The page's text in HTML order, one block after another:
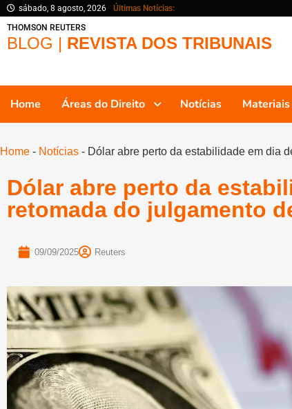
sábado, 8 agosto, 2026
Últimas Notícias:
THOMSON REUTERS
BLOG | REVISTA DOS TRIBUNAIS
Home Áreas do Direito Notícias
Home - Notícias - Dólar abre perto da estabilidade em dia
Dólar abre perto da
retomada do julgamento
09/09/2025 Reuters